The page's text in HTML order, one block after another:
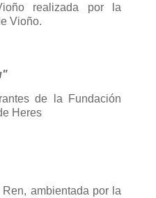
realizada por la
Vioño.
de la Fundación
Heres
ambientada por la